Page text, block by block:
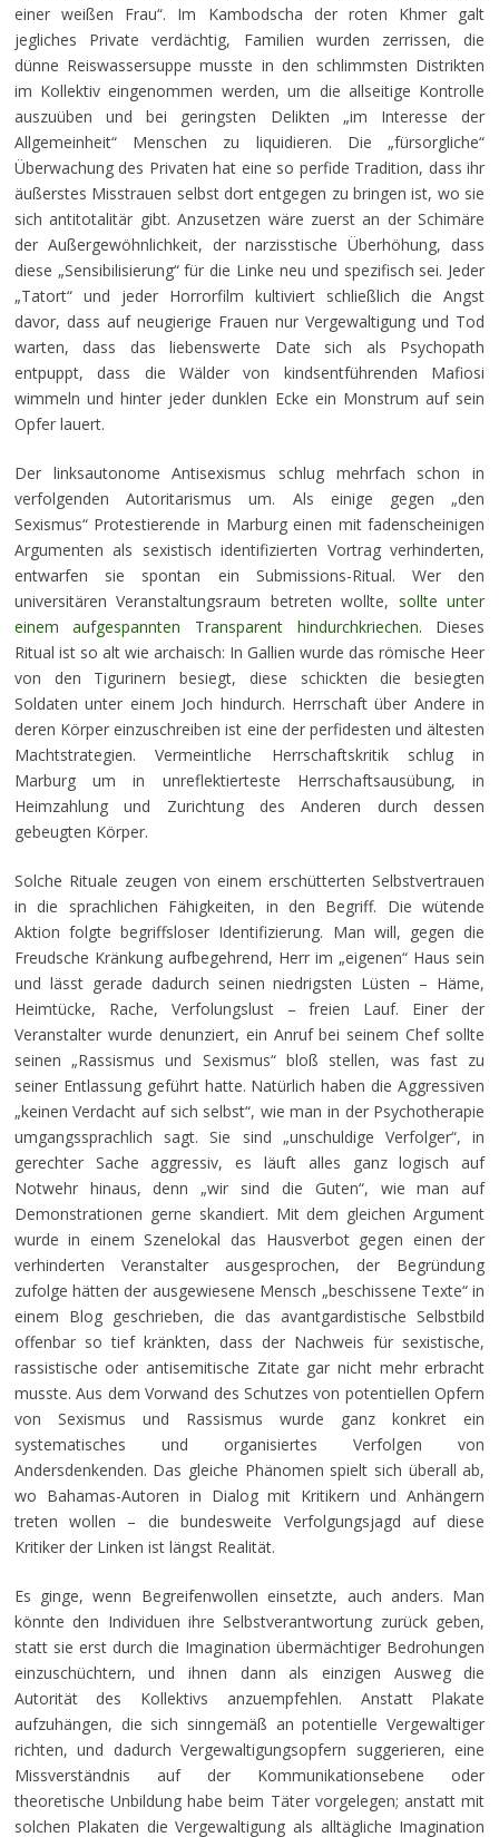
einer weißen Frau“. Im Kambodscha der roten Khmer galt
jegliches Private verdächtig, Familien wurden zerrissen, die
dünne Reiswassersuppe musste in den schlimmsten Distrikten
im Kollektiv eingenommen werden, um die allseitige Kontrolle
auszuüben und bei geringsten Delikten „im Interesse der
Allgemeinheit“ Menschen zu liquidieren. Die „fürsorgliche“
Überwachung des Privaten hat eine so perfide Tradition, dass ihr
äußerstes Misstrauen selbst dort entgegen zu bringen ist, wo sie
sich antitotalitär gibt. Anzusetzen wäre zuerst an der Schimäre
der Außergewöhnlichkeit, der narzisstische Überhöhung, dass
diese „Sensibilisierung“ für die Linke neu und spezifisch sei. Jeder
„Tatort“ und jeder Horrorfilm kultiviert schließlich die Angst
davor, dass auf neugierige Frauen nur Vergewaltigung und Tod
warten, dass das liebenswerte Date sich als Psychopath
entpuppt, dass die Wälder von kindsentführenden Mafiosi
wimmeln und hinter jeder dunklen Ecke ein Monstrum auf sein
Opfer lauert.
Der linksautonome Antisexismus schlug mehrfach schon in
verfolgenden Autoritarismus um. Als einige gegen „den
Sexismus“ Protestierende in Marburg einen mit fadenscheinigen
Argumenten als sexistisch identifizierten Vortrag verhinderten,
entwarfen sie spontan ein Submissions-Ritual. Wer den
universitären Veranstaltungsraum betreten wollte, sollte unter
einem aufgespannten Transparent hindurchkriechen. Dieses
Ritual ist so alt wie archaisch: In Gallien wurde das römische Heer
von den Tigurinern besiegt, diese schickten die besiegten
Soldaten unter einem Joch hindurch. Herrschaft über Andere in
deren Körper einzuschreiben ist eine der perfidesten und ältesten
Machtstrategien. Vermeintliche Herrschaftskritik schlug in
Marburg um in unreflektierteste Herrschaftsausübung, in
Heimzahlung und Zurichtung des Anderen durch dessen
gebeugten Körper.
Solche Rituale zeugen von einem erschütterten Selbstvertrauen
in die sprachlichen Fähigkeiten, in den Begriff. Die wütende
Aktion folgte begriffsloser Identifizierung. Man will, gegen die
Freudsche Kränkung aufbegehrend, Herr im „eigenen“ Haus sein
und lässt gerade dadurch seinen niedrigsten Lüsten – Häme,
Heimtücke, Rache, Verfolungslust – freien Lauf. Einer der
Veranstalter wurde denunziert, ein Anruf bei seinem Chef sollte
seinen „Rassismus und Sexismus“ bloß stellen, was fast zu
seiner Entlassung geführt hatte. Natürlich haben die Aggressiven
„keinen Verdacht auf sich selbst“, wie man in der Psychotherapie
umgangssprachlich sagt. Sie sind „unschuldige Verfolger“, in
gerechter Sache aggressiv, es läuft alles ganz logisch auf
Notwehr hinaus, denn „wir sind die Guten“, wie man auf
Demonstrationen gerne skandiert. Mit dem gleichen Argument
wurde in einem Szenelokal das Hausverbot gegen einen der
verhinderten Veranstalter ausgesprochen, der Begründung
zufolge hätten der ausgewiesene Mensch „beschissene Texte“ in
einem Blog geschrieben, die das avantgardistische Selbstbild
offenbar so tief kränkten, dass der Nachweis für sexistische,
rassistische oder antisemitische Zitate gar nicht mehr erbracht
musste. Aus dem Vorwand des Schutzes von potentiellen Opfern
von Sexismus und Rassismus wurde ganz konkret ein
systematisches und organisiertes Verfolgen von
Andersdenkenden. Das gleiche Phänomen spielt sich überall ab,
wo Bahamas-Autoren in Dialog mit Kritikern und Anhängern
treten wollen – die bundesweite Verfolgungsjagd auf diese
Kritiker der Linken ist längst Realität.
Es ginge, wenn Begreifenwollen einsetzte, auch anders. Man
könnte den Individuen ihre Selbstverantwortung zurück geben,
statt sie erst durch die Imagination übermächtiger Bedrohungen
einzuschüchtern, und ihnen dann als einzigen Ausweg die
Autorität des Kollektivs anzuempfehlen. Anstatt Plakate
aufzuhängen, die sich sinngemäß an potentielle Vergewaltiger
richten, und dadurch Vergewaltigungsopfern suggerieren, eine
Missverständnis auf der Kommunikationsebene oder
theoretische Unbildung habe beim Täter vorgelegen; anstatt mit
solchen Plakaten die Vergewaltigung als alltägliche Imagination